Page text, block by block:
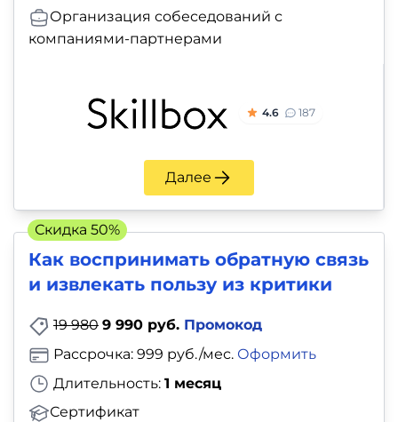
Организация собеседований с
компаниями-партнерами
4.6 187
Далее
Как воcпринимать обратную связь
и извлекать пользу из критики
19 980 9 990 руб. Промокод
Длительность: 1 месяц
Сертификат
Рассрочка: 999 руб./мес. Оформить
Скидка 50%